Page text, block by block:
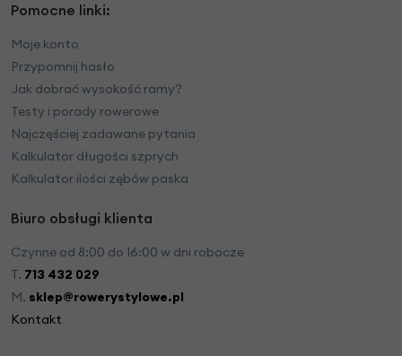
Pomocne linki:
Moje konto
Przypomnij hasło
Jak dobrać wysokość ramy?
Testy i porady rowerowe
Najczęściej zadawane pytania
Kalkulator długości szprych
Kalkulator ilości zębów paska
Biuro obsługi klienta
Czynne od 8:00 do 16:00 w dni robocze
T. 713 432 029
M. sklep@rowerystylowe.pl
Kontakt